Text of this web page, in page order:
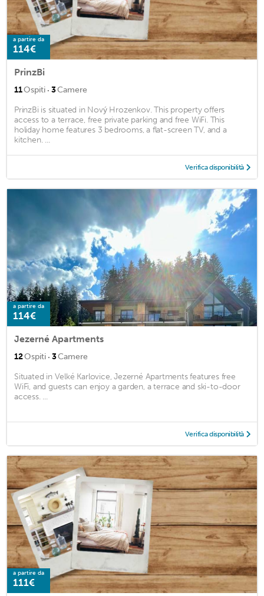
a partire da
114€
PrinzBi
11Ospiti · 3Camere
PrinzBi is situated in Nový Hrozenkov. This property offers
access to a terrace, free private parking and free WiFi. This
holiday home features 3 bedrooms, a flat-screen TV, and a
kitchen. ...
Verifica disponibilità
a partire da
114€
Jezerné Apartments
12Ospiti · 3Camere
Situated in Velké Karlovice, Jezerné Apartments features free
WiFi, and guests can enjoy a garden, a terrace and ski-to-door
access. ...
Verifica disponibilità
a partire da
111€